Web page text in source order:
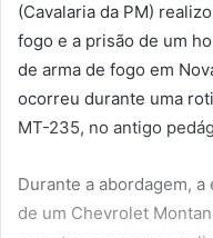
(Cavalaria da PM)
fogo e a prisão de um
de arma de fogo em
ocorreu durante uma
MT-235, no antigo
Durante a abordagem,
de um Chevrolet